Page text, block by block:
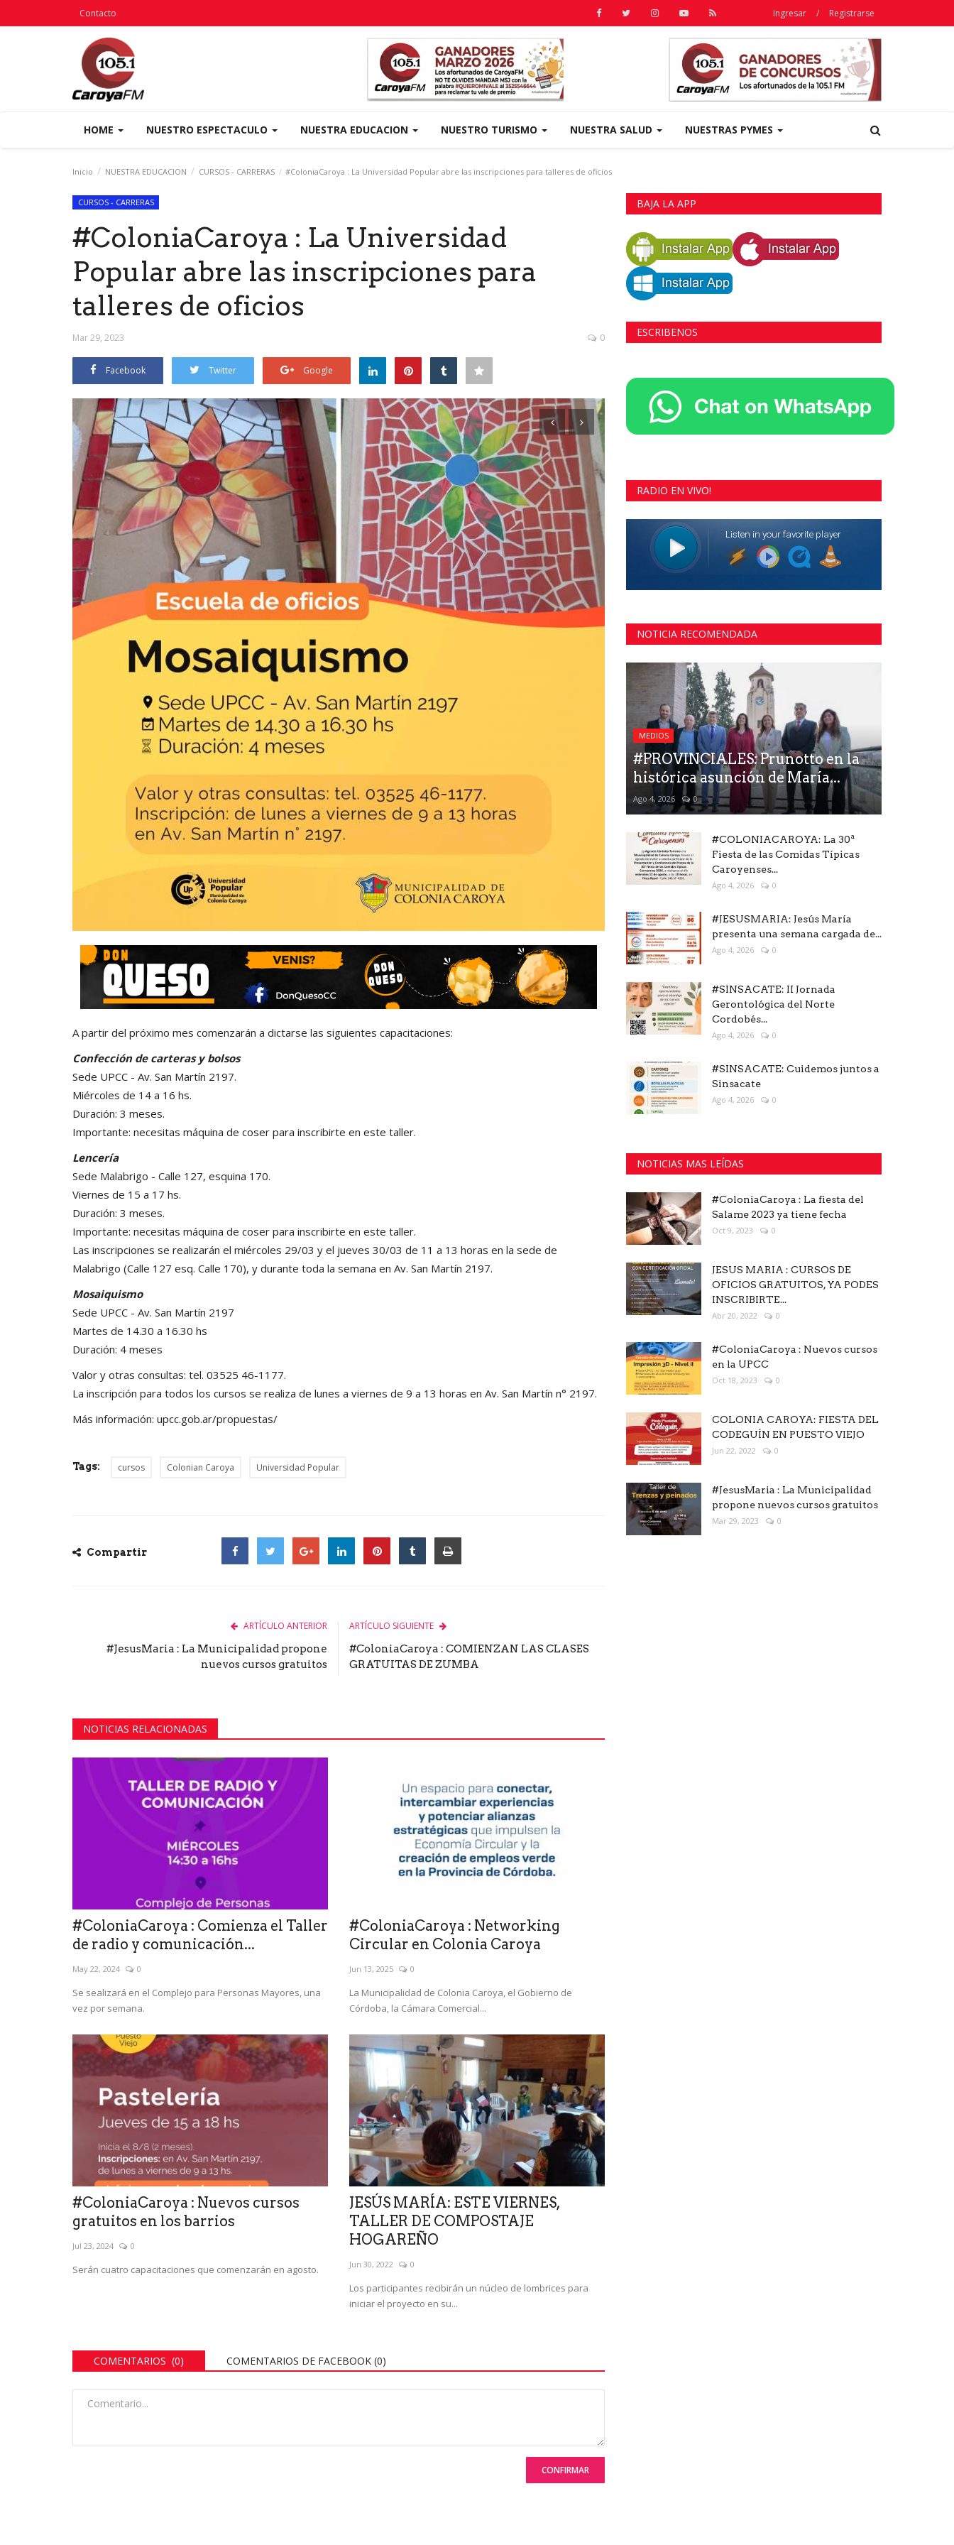
Contacto Ingresar / Registrarse
HOME NUESTRO ESPECTACULO NUESTRA EDUCACION NUESTRO TURISMO NUESTRA SALUD NUESTRAS PYMES
Inicio NUESTRA EDUCACION CURSOS - CARRERAS #ColoniaCaroya : La Universidad Popular abre las inscripciones para talleres de oficios
CURSOS - CARRERAS
#ColoniaCaroya : La Universidad
Popular abre las inscripciones para
talleres de oficios
Mar 29, 2023 0
Facebook Twitter Google
A partir del próximo mes comenzarán a dictarse las siguientes capacitaciones:
Confección de carteras y bolsos
Sede UPCC - Av. San Martín 2197.
Miércoles de 14 a 16 hs.
Duración: 3 meses.
Importante: necesitas máquina de coser para inscribirte en este taller.
Lencería
Sede Malabrigo - Calle 127, esquina 170.
Viernes de 15 a 17 hs.
Duración: 3 meses.
Importante: necesitas máquina de coser para inscribirte en este taller.
Las inscripciones se realizarán el miércoles 29/03 y el jueves 30/03 de 11 a 13 horas en la sede de
Malabrigo (Calle 127 esq. Calle 170), y durante toda la semana en Av. San Martín 2197.
Mosaiquismo
Sede UPCC - Av. San Martín 2197
Martes de 14.30 a 16.30 hs
Duración: 4 meses
Valor y otras consultas: tel. 03525 46-1177.
La inscripción para todos los cursos se realiza de lunes a viernes de 9 a 13 horas en Av. San Martín n° 2197.
Más información: upcc.gob.ar/propuestas/
Tags: cursos Colonian Caroya Universidad Popular
Compartir
ARTÍCULO ANTERIOR
#JesusMaria : La Municipalidad propone
nuevos cursos gratuitos
ARTÍCULO SIGUIENTE
#ColoniaCaroya : COMIENZAN LAS CLASES
GRATUITAS DE ZUMBA
NOTICIAS RELACIONADAS
#ColoniaCaroya : Comienza el Taller
de radio y comunicación...
May 22, 2024 0
Se sealizará en el Complejo para Personas Mayores, una
vez por semana.
#ColoniaCaroya : Networking
Circular en Colonia Caroya
Jun 13, 2025 0
La Municipalidad de Colonia Caroya, el Gobierno de
Córdoba, la Cámara Comercial...
#ColoniaCaroya : Nuevos cursos
gratuitos en los barrios
Jul 23, 2024 0
Serán cuatro capacitaciones que comenzarán en agosto.
JESÚS MARÍA: ESTE VIERNES,
TALLER DE COMPOSTAJE
HOGAREÑO
Jun 30, 2022 0
Los participantes recibirán un núcleo de lombrices para
iniciar el proyecto en su...
COMENTARIOS (0) COMENTARIOS DE FACEBOOK (0)
CONFIRMAR
BAJA LA APP
ESCRIBENOS
RADIO EN VIVO!
NOTICIA RECOMENDADA
MEDIOS
#PROVINCIALES: Prunotto en la
histórica asunción de María...
Ago 4, 2026 0
#COLONIACAROYA: La 30ª
Fiesta de las Comidas Típicas
Caroyenses...
Ago 4, 2026 0
#JESUSMARIA: Jesús María
presenta una semana cargada de...
Ago 4, 2026 0
#SINSACATE: II Jornada
Gerontológica del Norte
Cordobés...
Ago 4, 2026 0
#SINSACATE: Cuidemos juntos a
Sinsacate
Ago 4, 2026 0
NOTICIAS MAS LEÍDAS
#ColoniaCaroya : La fiesta del
Salame 2023 ya tiene fecha
Oct 9, 2023 0
JESUS MARIA : CURSOS DE
OFICIOS GRATUITOS, YA PODES
INSCRIBIRTE...
Abr 20, 2022 0
#ColoniaCaroya : Nuevos cursos
en la UPCC
Oct 18, 2023 0
COLONIA CAROYA: FIESTA DEL
CODEGUÍN EN PUESTO VIEJO
Jun 22, 2022 0
#JesusMaria : La Municipalidad
propone nuevos cursos gratuitos
Mar 29, 2023 0